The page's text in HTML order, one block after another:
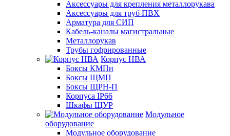
Аксессуары для крепления металлорукава
Аксессуары для труб ПВХ
Арматура для СИП
Кабель-каналы магистральные
Металлорукав
Трубы гофрированные
Корпус НВА
Боксы КМПн
Боксы ЩМП
Боксы ЩРН-П
Корпуса IP66
Шкафы ЩУР
Модульное
оборудование
Модульное оборудование